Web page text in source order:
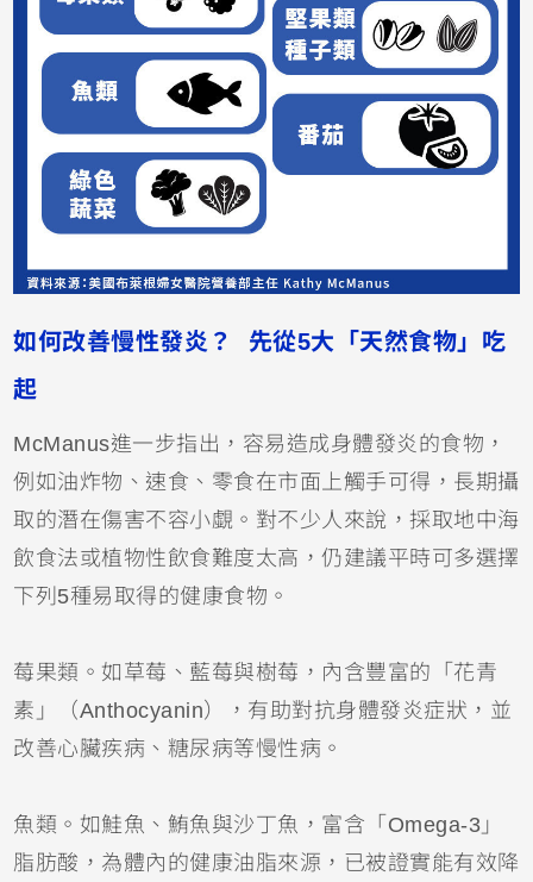
如何改善慢性發炎？ 先從5大「天然食物」吃
起
McManus進一步指出，容易造成身體發炎的食物，
例如油炸物、速食、零食在市面上觸手可得，長期攝
取的潛在傷害不容小覷。對不少人來說，採取地中海
飲食法或植物性飲食難度太高，仍建議平時可多選擇
下列5種易取得的健康食物。
莓果類。如草莓、藍莓與樹莓，內含豐富的「花青
素」（Anthocyanin），有助對抗身體發炎症狀，並
改善心臟疾病、糖尿病等慢性病。
魚類。如鮭魚、鮪魚與沙丁魚，富含「Omega-3」
脂肪酸，為體內的健康油脂來源，已被證實能有效降